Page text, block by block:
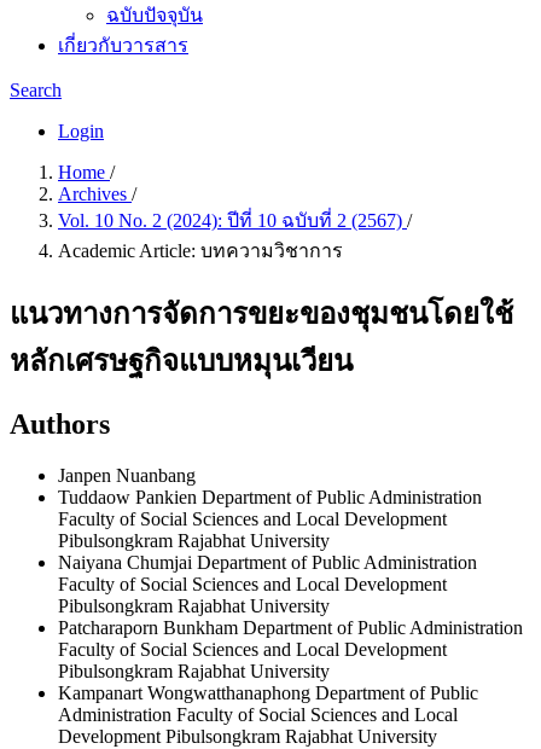
ฉบับปัจจุบัน
เกี่ยวกับวารสาร
Search
Login
Home /
Archives /
Vol. 10 No. 2 (2024): ปีที่ 10 ฉบับที่ 2 (2567) /
Academic Article: บทความวิชาการ
แนวทางการจัดการขยะของชุมชนโดยใช้
หลักเศรษฐกิจแบบหมุนเวียน
Authors
Janpen Nuanbang
Tuddaow Pankien Department of Public Administration
Faculty of Social Sciences and Local Development
Pibulsongkram Rajabhat University
Naiyana Chumjai Department of Public Administration
Faculty of Social Sciences and Local Development
Pibulsongkram Rajabhat University
Patcharaporn Bunkham Department of Public Administration
Faculty of Social Sciences and Local Development
Pibulsongkram Rajabhat University
Kampanart Wongwatthanaphong Department of Public
Administration Faculty of Social Sciences and Local
Development Pibulsongkram Rajabhat University